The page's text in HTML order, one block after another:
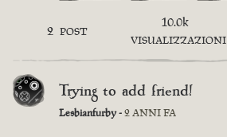
2 POST
10.0k
VISUALIZZAZIONI
Trying to add friend!
Lesbianfurby -2 ANNI FA